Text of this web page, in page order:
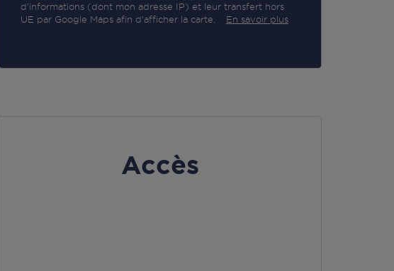
d’informations (dont mon adresse IP) et leur transfert hors
UE par Google Maps afin d’afficher la carte.
En savoir plus
Accès